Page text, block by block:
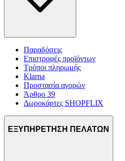
πληροφορίες σχετικά με την από
Παραδόσεις
Επιστροφές προϊόντων
Τρόποι πληρωμής
Klarna
Προστασία αγορών
Άρθρο 39
Δωροκάρτες SHOPFLIX
ΕΞΥΠΗΡΕΤΗΣΗ ΠΕΛΑΤΩΝ